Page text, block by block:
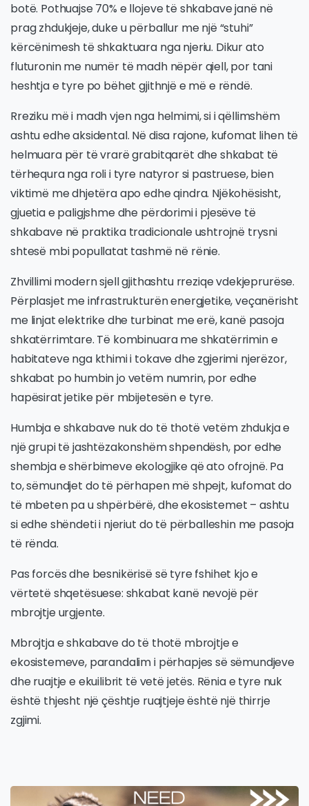
botë. Pothuajse 70% e llojeve të shkabave janë në
prag zhdukjeje, duke u përballur me një “stuhi”
kërcënimesh të shkaktuara nga njeriu. Dikur ato
fluturonin me numër të madh nëpër qiell, por tani
heshtja e tyre po bëhet gjithnjë e më e rëndë.
Rreziku më i madh vjen nga helmimi, si i qëllimshëm
ashtu edhe aksidental. Në disa rajone, kufomat lihen të
helmuara për të vrarë grabitqarët dhe shkabat të
tërhequra nga roli i tyre natyror si pastruese, bien
viktimë me dhjetëra apo edhe qindra. Njëkohësisht,
gjuetia e paligjshme dhe përdorimi i pjesëve të
shkabave në praktika tradicionale ushtrojnë trysni
shtesë mbi popullatat tashmë në rënie.
Zhvillimi modern sjell gjithashtu rreziqe vdekjeprurëse.
Përplasjet me infrastrukturën energjetike, veçanërisht
me linjat elektrike dhe turbinat me erë, kanë pasoja
shkatërrimtare. Të kombinuara me shkatërrimin e
habitateve nga kthimi i tokave dhe zgjerimi njerëzor,
shkabat po humbin jo vetëm numrin, por edhe
hapësirat jetike për mbijetesën e tyre.
Humbja e shkabave nuk do të thotë vetëm zhdukja e
një grupi të jashtëzakonshëm shpendësh, por edhe
shembja e shërbimeve ekologjike që ato ofrojnë. Pa
to, sëmundjet do të përhapen më shpejt, kufomat do
të mbeten pa u shpërbërë, dhe ekosistemet – ashtu
si edhe shëndeti i njeriut do të përballeshin me pasoja
të rënda.
Pas forcës dhe besnikërisë së tyre fshihet kjo e
vërtetë shqetësuese: shkabat kanë nevojë për
mbrojtje urgjente.
Mbrojtja e shkabave do të thotë mbrojtje e
ekosistemeve, parandalim i përhapjes së sëmundjeve
dhe ruajtje e ekuilibrit të vetë jetës. Rënia e tyre nuk
është thjesht një çështje ruajtjeje është një thirrje
zgjimi.